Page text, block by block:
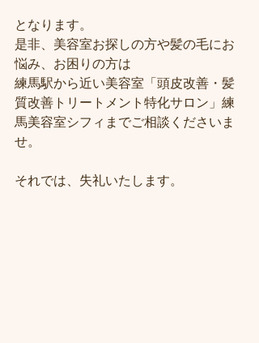
となります。
是非、美容室お探しの方や髪の毛にお
悩み、お困りの方は
練馬駅から近い美容室「頭皮改善・髪
質改善トリートメント特化サロン」練
馬美容室シフィまでご相談くださいま
せ。
それでは、失礼いたします。